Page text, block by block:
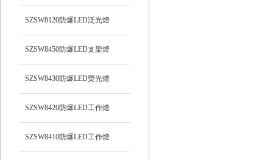
SZSW8120防爆LED泛光燈
SZSW8450防爆LED支架燈
SZSW8430防爆LED熒光燈
SZSW8420防爆LED工作燈
SZSW8410防爆LED工作燈